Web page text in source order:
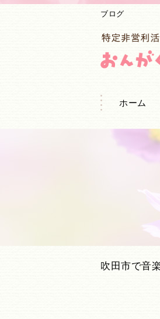
ブログ
ホーム
吹田市で音